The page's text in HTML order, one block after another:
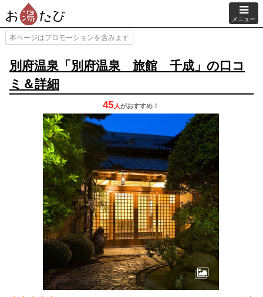
メニュー
本ページはプロモーションを含みます
別府温泉「別府温泉 旅館 千成」の口コ
ミ＆詳細
45 人がおすすめ！